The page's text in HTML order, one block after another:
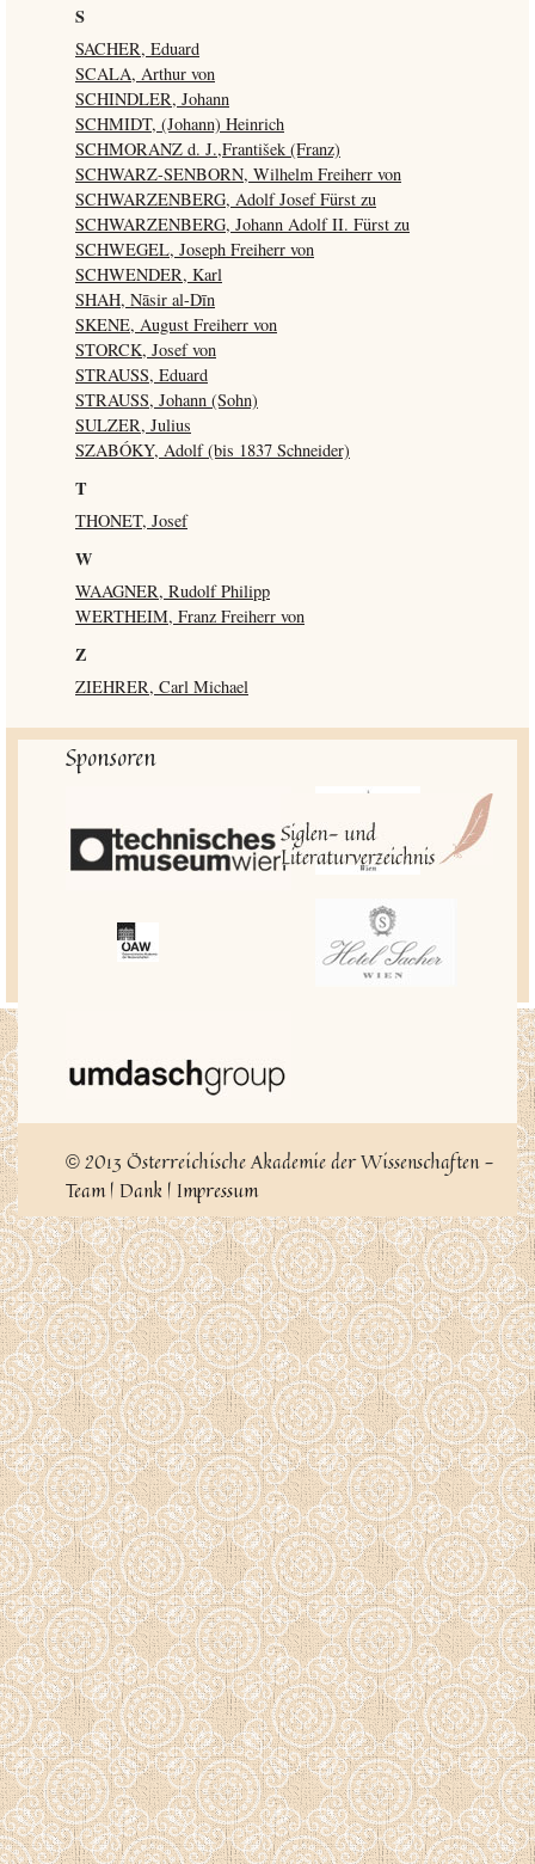
S
SACHER, Eduard
SCALA, Arthur von
SCHINDLER, Johann
SCHMIDT, (Johann) Heinrich
SCHMORANZ d. J.,František (Franz)
SCHWARZ-SENBORN, Wilhelm Freiherr von
SCHWARZENBERG, Adolf Josef Fürst zu
SCHWARZENBERG, Johann Adolf II. Fürst zu
SCHWEGEL, Joseph Freiherr von
SCHWENDER, Karl
SHAH, Nāsir al-Dīn
SKENE, August Freiherr von
STORCK, Josef von
STRAUSS, Eduard
STRAUSS, Johann (Sohn)
SULZER, Julius
SZABÓKY, Adolf (bis 1837 Schneider)
T
THONET, Josef
W
WAAGNER, Rudolf Philipp
WERTHEIM, Franz Freiherr von
Z
ZIEHRER, Carl Michael
Sponsoren
© 2013 Österreichische Akademie der Wissenschaften -
Team| Dank | Impressum